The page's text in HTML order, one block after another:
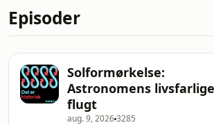
Episoder
Solformørkelse:
Astronomens livsfarlige
flugt
aug. 9, 20263285